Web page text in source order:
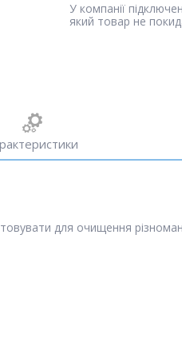
У компанії
який товар не
для очищення